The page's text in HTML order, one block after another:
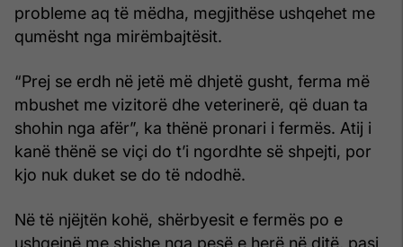
probleme aq të mëdha, megjithëse ushqehet me
qumësht nga mirëmbajtësit.
“Prej se erdh në jetë më dhjetë gusht, ferma më
mbushet me vizitorë dhe veterinerë, që duan ta
shohin nga afër”, ka thënë pronari i fermës. Atij i
kanë thënë se viçi do t’i ngordhte së shpejti, por
kjo nuk duket se do të ndodhë.
Në të njëjtën kohë, shërbyesit e fermës po e
ushqejnë me shishe nga pesë e herë në ditë, pasi